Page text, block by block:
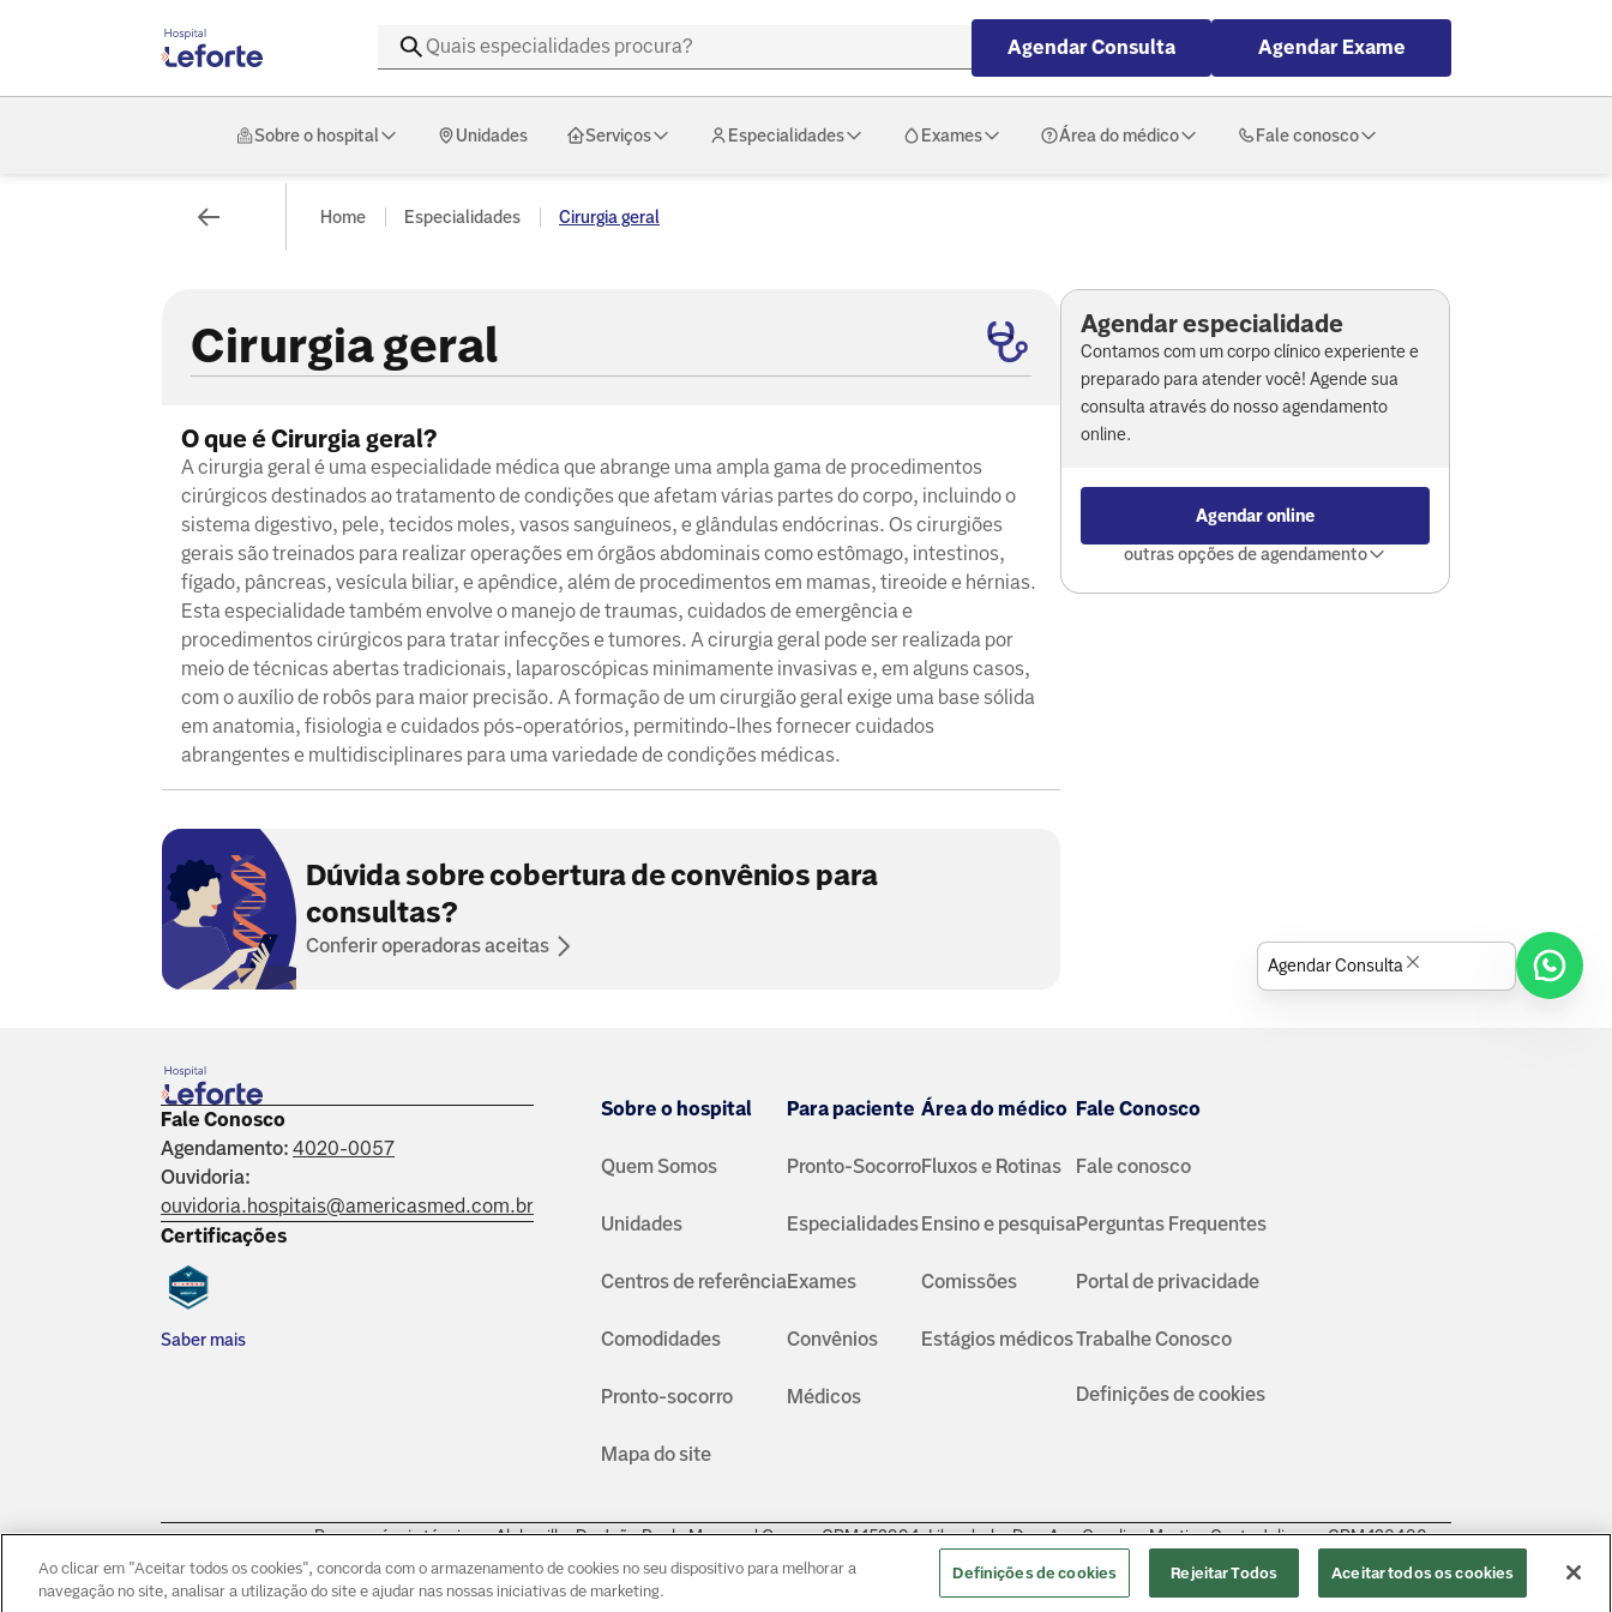
Agendar Consulta Agendar Exame
Sobre o hospital Unidades Serviços Especialidades Exames Área do médico Fale conosco
Home Especialidades Cirurgia geral
Cirurgia geral
O que é Cirurgia geral?
A cirurgia geral é uma especialidade médica que abrange uma ampla gama de procedimentos
cirúrgicos destinados ao tratamento de condições que afetam várias partes do corpo, incluindo o
sistema digestivo, pele, tecidos moles, vasos sanguíneos, e glândulas endócrinas. Os cirurgiões
gerais são treinados para realizar operações em órgãos abdominais como estômago, intestinos,
fígado, pâncreas, vesícula biliar, e apêndice, além de procedimentos em mamas, tireoide e hérnias.
Esta especialidade também envolve o manejo de traumas, cuidados de emergência e
procedimentos cirúrgicos para tratar infecções e tumores. A cirurgia geral pode ser realizada por
meio de técnicas abertas tradicionais, laparoscópicas minimamente invasivas e, em alguns casos,
com o auxílio de robôs para maior precisão. A formação de um cirurgião geral exige uma base sólida
em anatomia, fisiologia e cuidados pós-operatórios, permitindo-lhes fornecer cuidados
abrangentes e multidisciplinares para uma variedade de condições médicas.
Dúvida sobre cobertura de convênios para
consultas?
Conferir operadoras aceitas
Agendar especialidade
Contamos com um corpo clínico experiente e
preparado para atender você! Agende sua
consulta através do nosso agendamento
online.
Agendar online
outras opções de agendamento
Fale Conosco
Agendamento: 4020-0057
Ouvidoria:
ouvidoria.hospitais@americasmed.com.br
Certificações
Saber mais
Sobre o hospital
Quem Somos
Unidades
Centros de referência
Comodidades
Pronto-socorro
Mapa do site
Para paciente
Pronto-Socorro
Especialidades
Exames
Convênios
Médicos
Área do médico
Fluxos e Rotinas
Ensino e pesquisa
Comissões
Estágios médicos
Fale Conosco
Fale conosco
Perguntas Frequentes
Portal de privacidade
Trabalhe Conosco
Definições de cookies
Responsáveis técnicos: Alphaville: Dr. João Paulo Muaccad Gama - CRM 152994. Liberdade: Dra. Ana Carolina Martins Costa Juliano - CRM 126483.
Morumbi: Dr. Victor Hada Sanders - CRM: 135237© Copyright 2026
Agendar Consulta
Ao clicar em "Aceitar todos os cookies", concorda com o armazenamento de cookies no seu dispositivo para melhorar a
navegação no site, analisar a utilização do site e ajudar nas nossas iniciativas de marketing.
Definições de cookies Rejeitar Todos Aceitar todos os cookies